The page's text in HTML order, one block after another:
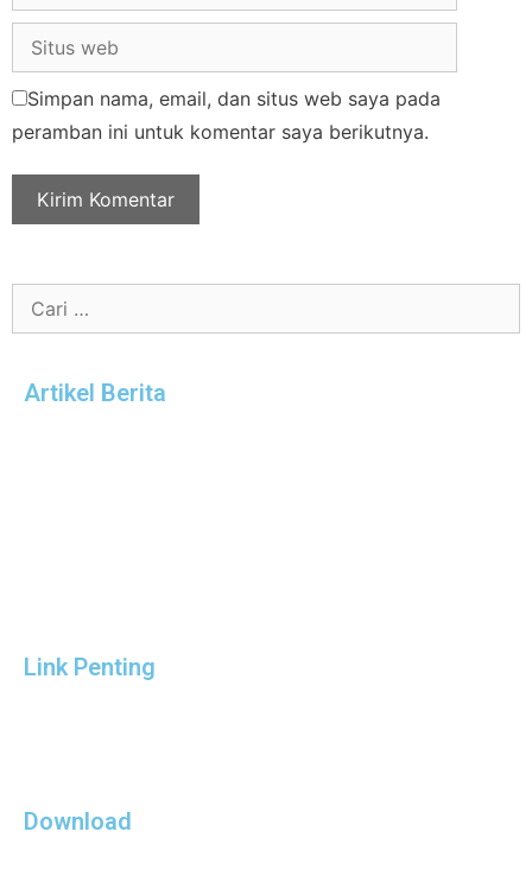
Simpan nama, email, dan situs web saya pada
peramban ini untuk komentar saya berikutnya.
Artikel Berita
Link Penting
Download